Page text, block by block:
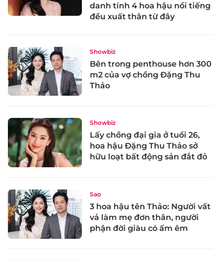
danh tính 4 hoa hậu nổi tiếng
đều xuất thân từ đây
Showbiz
Bên trong penthouse hơn 300
m2 của vợ chồng Đặng Thu
Thảo
Showbiz
Lấy chồng đại gia ở tuổi 26,
hoa hậu Đặng Thu Thảo sở
hữu loạt bất động sản đắt đỏ
Sao
3 hoa hậu tên Thảo: Người vất
vả làm mẹ đơn thân, người
phận đời giàu có ấm êm